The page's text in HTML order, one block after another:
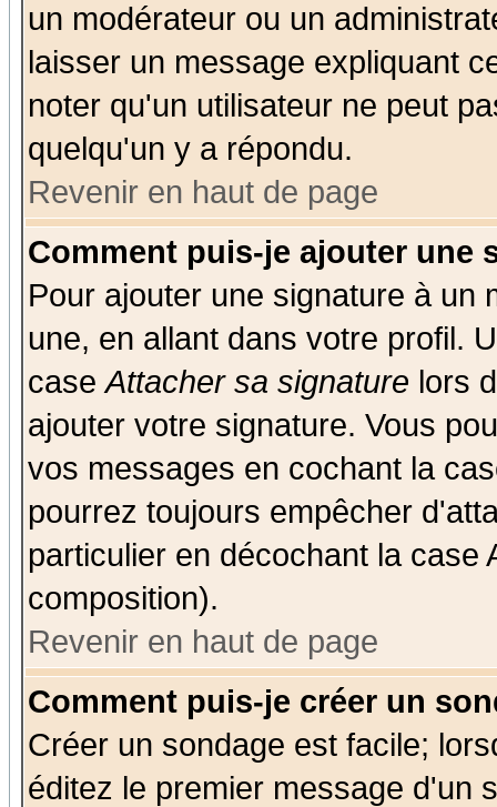
un modérateur ou un
laisser un message expliquant
noter qu'un utilisateur ne peut
quelqu'un y a répondu.
Revenir en haut de page
Comment puis-je ajouter une
Pour ajouter une signature à un
une, en allant dans votre profil.
caseAttacher sa signature lors
ajouter votre signature. Vous
vos messages en cochant la
pourrez toujours empêcher
particulier en décochant la case
composition).
Revenir en haut de page
Comment puis-je créer un
Créer un sondage est facile;
éditez le premier message d'un